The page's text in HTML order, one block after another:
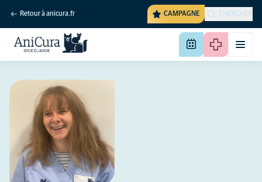
Retour à anicura.fr CAMPAGNE CHERCHER